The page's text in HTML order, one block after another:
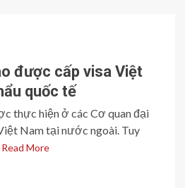
được cấp visa Việt
quốc tế
thực hiện ở các Cơ quan đại
Nam tại nước ngoài. Tuy
Read More